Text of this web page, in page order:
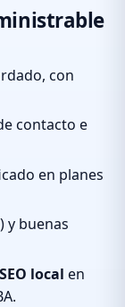
con
contacto e
en planes
y buenas
SEO local en